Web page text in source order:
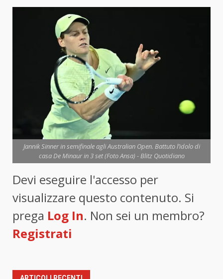
Jannik Sinner in semifinale agli Australian Open. Battuto l’idolo di
casa De Minaur in 3 set (Foto Ansa) - Blitz Quotidiano
Devi eseguire l'accesso per
visualizzare questo contenuto. Si
prega Log In. Non sei un membro?
Registrati